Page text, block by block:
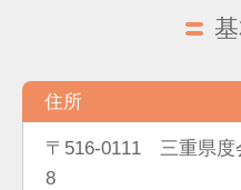
住所
〒516-0111 三重県度
8